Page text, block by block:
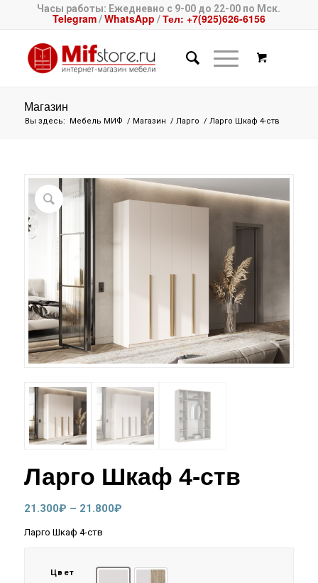
Часы работы: Ежедневно с 9-00 до 22-00 по Мск.
Telegram/WhatsApp /Тел: +7(925)626-6156
Магазин
Вы здесь: Мебель МИФ / Магазин / Ларго / Ларго Шкаф 4-ств
Ларго Шкаф 4-ств
21.300₽ – 21.800₽Диапазон
21.800₽
Ларго Шкаф 4-ств
Цвет